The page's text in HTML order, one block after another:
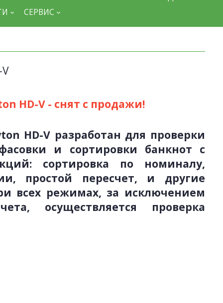
СЕРВИС
HD-V - снят с продажи!
HD-V разработан для проверки
и сортировки банкнот с
сортировка по номиналу,
простой пересчет, и другие
всех режимах, за исключением
осуществляется проверка